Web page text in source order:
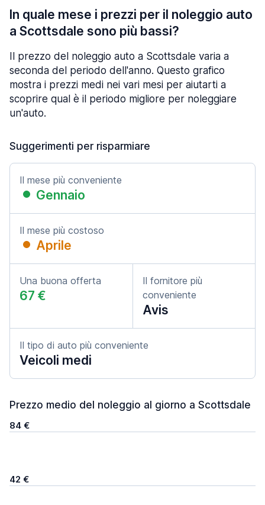
In quale mese i prezzi per il noleggio auto
a Scottsdale sono più bassi?
Il prezzo del noleggio auto a Scottsdale varia a
seconda del periodo dell'anno. Questo grafico
mostra i prezzi medi nei vari mesi per aiutarti a
scoprire qual è il periodo migliore per noleggiare
un'auto.
Suggerimenti per risparmiare
Il mese più conveniente
Gennaio
Il mese più costoso
Aprile
Una buona offerta
67 €
Il fornitore più
conveniente
Avis
Il tipo di auto più conveniente
Veicoli medi
Prezzo medio del noleggio al giorno a Scottsdale
84 €
42 €